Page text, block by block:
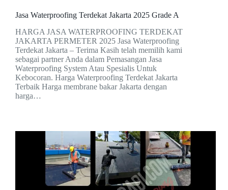
Jasa Waterproofing Terdekat Jakarta 2025 Grade A
HARGA JASA WATERPROOFING TERDEKAT
JAKARTA PERMETER 2025 Jasa Waterproofing
Terdekat Jakarta – Terima Kasih telah memilih kami
sebagai partner Anda dalam Pemasangan Jasa
Waterproofing System Atau Spesialis Untuk
Kebocoran. Harga Waterproofing Terdekat Jakarta
Terbaik Harga membrane bakar Jakarta dengan
harga…